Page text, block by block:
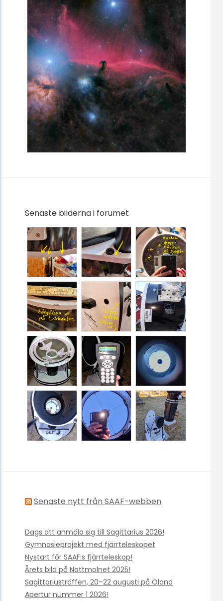
Senaste bilderna i forumet
Senaste nytt från SAAF-webben
Dags att anmäla sig till Sagittarius 2026!
Gymnasieprojekt med fjärrteleskopet
Nystart för SAAF:s fjärrteleskop!
Årets bild på Nattmolnet 2025!
Sagittariusträffen, 20–22 augusti på Öland
Apertur nummer 1 2026!